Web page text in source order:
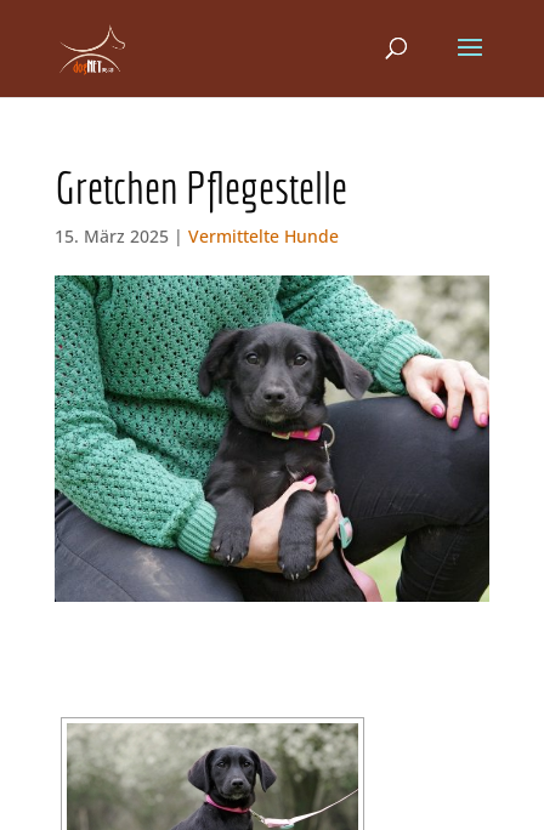
Gretchen Pflegestelle
15. März 2025 | Vermittelte Hunde